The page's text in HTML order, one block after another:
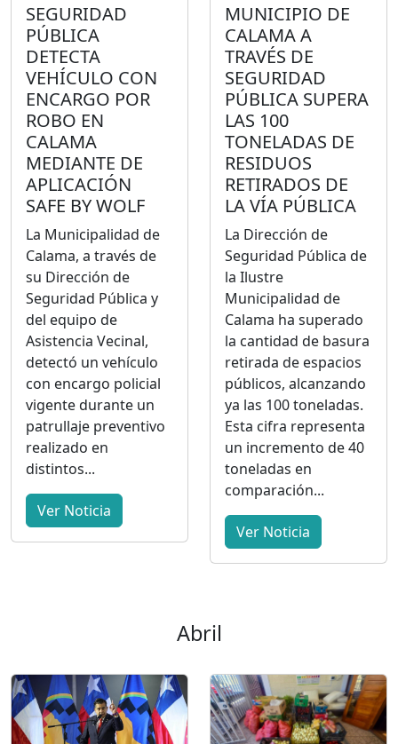
SEGURIDAD
PÚBLICA
DETECTA
VEHÍCULO CON
ENCARGO POR
ROBO EN
CALAMA
MEDIANTE DE
APLICACIÓN
SAFE BY WOLF
La Municipalidad de
Calama, a través de
su Dirección de
Seguridad Pública y
del equipo de
Asistencia Vecinal,
detectó un vehículo
con encargo policial
vigente durante un
patrullaje preventivo
realizado en
distintos...
Ver Noticia
MUNICIPIO DE
CALAMA A
TRAVÉS DE
SEGURIDAD
PÚBLICA SUPERA
LAS 100
TONELADAS DE
RESIDUOS
RETIRADOS DE
LA VÍA PÚBLICA
La Dirección de
Seguridad Pública de
la Ilustre
Municipalidad de
Calama ha superado
la cantidad de basura
retirada de espacios
públicos, alcanzando
ya las 100 toneladas.
Esta cifra representa
un incremento de 40
toneladas en
comparación...
Ver Noticia
Abril